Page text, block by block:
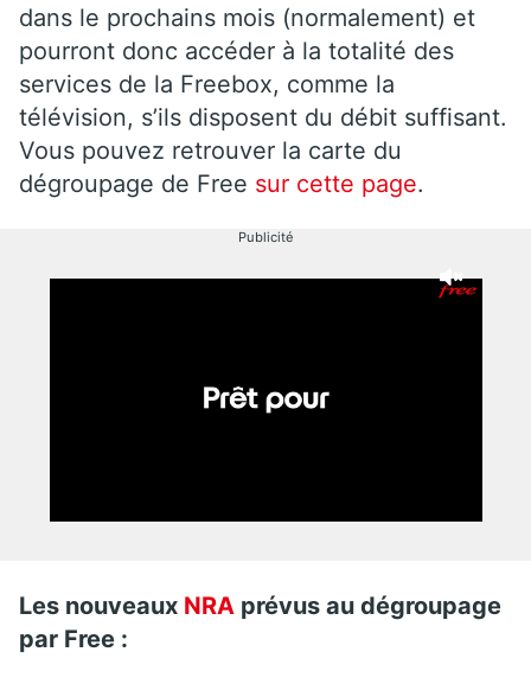
dans le prochains mois (normalement) et
pourront donc accéder à la totalité des
services de la Freebox, comme la
télévision, s’ils disposent du débit suffisant.
Vous pouvez retrouver la carte du
dégroupage de Free sur cette page.
Publicité
Les nouveaux NRA prévus au dégroupage
par Free :